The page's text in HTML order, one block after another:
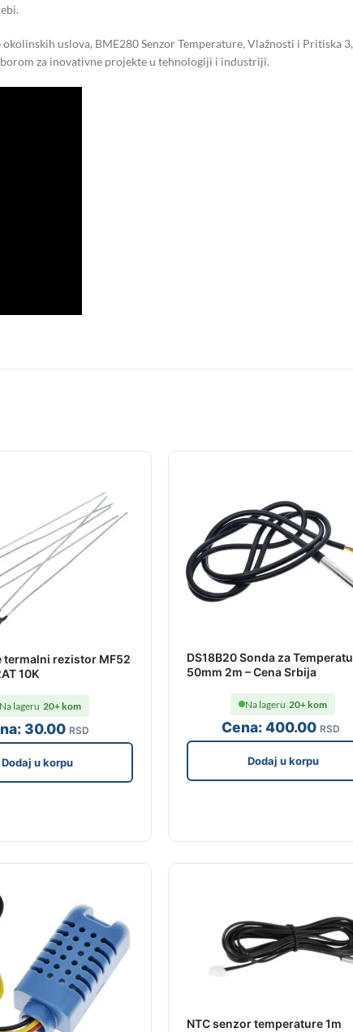
uslova, BME280 Senzor Temperature, Vlažnosti i Pritiska
za inovativne projekte u tehnologiji i industriji.
termalni rezistor MF52
10K
30.00 RSD
Na lageru 20+ kom
Dodaj u korpu
DS18B20 Sonda za
50mm 2m – Cena Srbija
Cena:400.00 RSD
Na lageru 20+ kom
Dodaj u korpu
NTC senzor temperature 1m